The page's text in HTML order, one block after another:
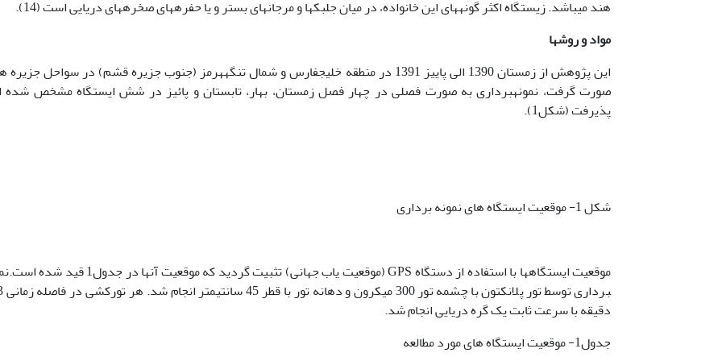
هند می­باشد. زیستگاه اکثر گونه­های این خانواده، در میان جلبک­ها و مرجان­های بستر و یا حفره­های صخره­های دریایی است (14).
مواد و روشها
این پژوهش از زمستان 1390 الی پاییز 1391 در منطقه خلیج­فارس و شمال تنگه­هرمز (جنوب جزیره قشم) در سواحل
صورت گرفت، نمونه­برداری به صورت فصلی در چهار فصل زمستان، بهار، تابستان و پائیز در شش ایستگاه مشخص شده
پذیرفت (شکل1).
شکل 1- موقعیت ایستگاه های نمونه برداری
دقیقه با سرعت ثابت یک گره دریایی انجام شد.
جدول1- موقعیت ایستگاه های مورد مطالعه